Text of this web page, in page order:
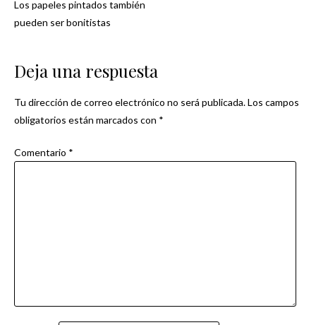
Navegación
Los papeles pintados también
pueden ser bonitistas
Deja una respuesta
Tu dirección de correo electrónico no será publicada.Los campos
obligatorios están marcados con *
Comentario *